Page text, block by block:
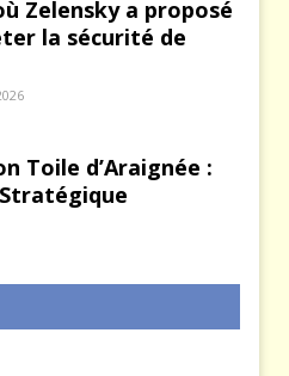
Zelensky a proposé
la sécurité de
Toile d’Araignée :